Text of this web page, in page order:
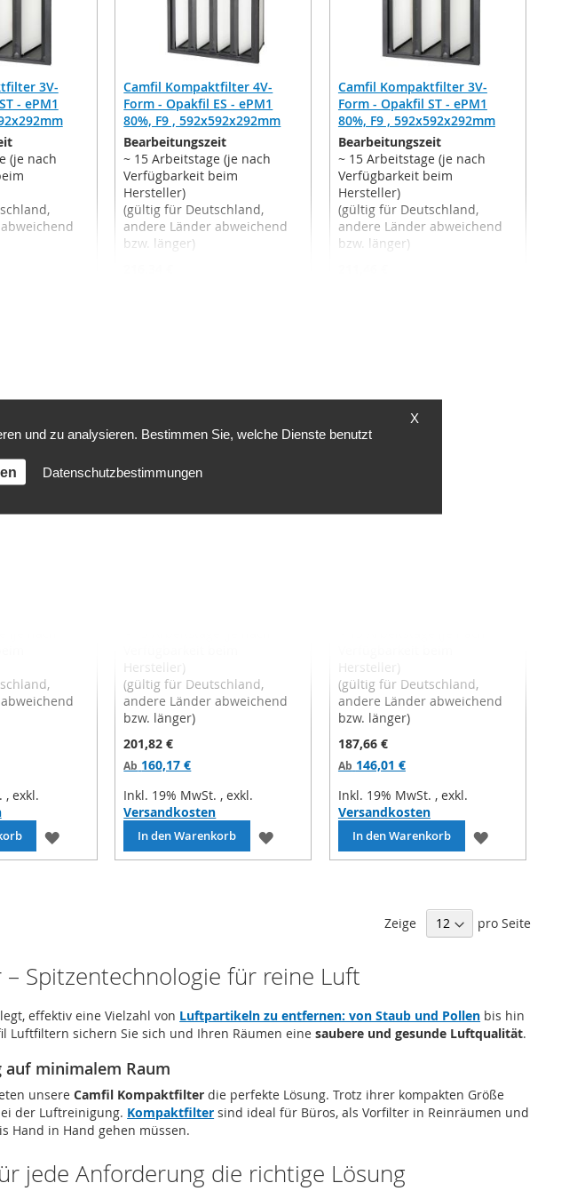
3V-
- ePM1
(je nach
Camfil Kompaktfilter 4V-
Form - Opakfil ES - ePM1
80%, F9 , 592x592x292mm
Bearbeitungszeit
~ 15 Arbeitstage (je nach
Verfügbarkeit beim
Hersteller)
(gültig für Deutschland,
andere Länder abweichend
bzw. länger)
Camfil Kompaktfilter 3V-
Form - Opakfil ST - ePM1
80%, F9 , 592x592x292mm
Bearbeitungszeit
~ 15 Arbeitstage (je nach
Verfügbarkeit beim
Hersteller)
(gültig für Deutschland,
andere Länder abweichend
bzw. länger)
, exkl.
ZUR
Hersteller)
(gültig für Deutschland,
andere Länder abweichend
bzw. länger)
201,82 €
Ab 160,17 €
Inkl. 19% MwSt. , exkl.
Versandkosten
In den Warenkorb
ZUR
Hersteller)
(gültig für Deutschland,
andere Länder abweichend
bzw. länger)
187,66 €
Ab 146,01 €
Inkl. 19% MwSt. , exkl.
Versandkosten
In den Warenkorb
ZUR
Zeige pro Seite
Spitzentechnologie für reine Luft
effektiv eine Vielzahl von Luftpartikeln zu entfernen: von Staub und Pollen bis hin
Luftfiltern sichern Sie sich und Ihren Räumen einesaubere und gesunde Luftqualität.
minimalem Raum
unsereCamfil Kompaktfilter die perfekte Lösung. Trotz ihrer kompakten Größe
der Luftreinigung. Kompaktfilter sind ideal für Büros, als Vorfilter in Reinräumen und
Hand in Hand gehen müssen.
jede Anforderung die richtige Lösung
X
und zu analysieren. Bestimmen Sie, welche Dienste benutzt
Datenschutzbestimmungen